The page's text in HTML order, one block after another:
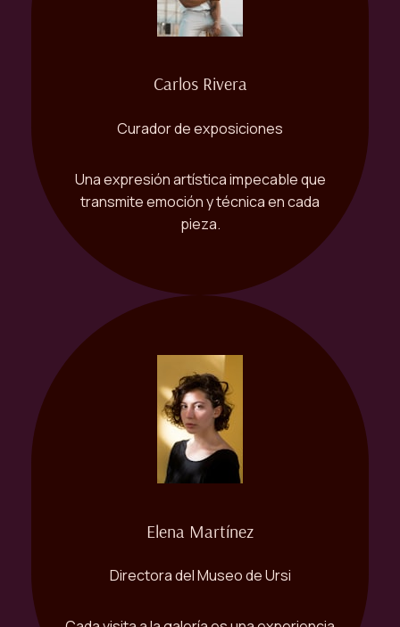
Carlos Rivera
Curador de exposiciones
Una expresión artística impecable que
transmite emoción y técnica en cada
pieza.
Elena Martínez
Directora del Museo de Ursi